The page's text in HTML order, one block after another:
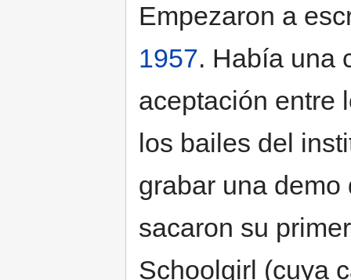
Empezaron a
1957. Había una
aceptación entre
los bailes del
grabar una
sacaron su
Schoolgirl (cuya